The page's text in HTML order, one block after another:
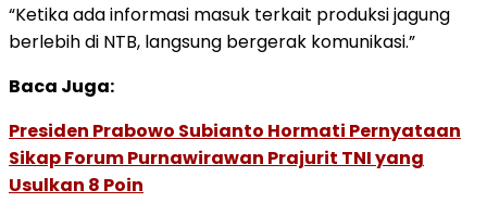
“Ketika ada informasi masuk terkait produksi jagung
berlebih di NTB, langsung bergerak komunikasi.”
Baca Juga:
Presiden Prabowo Subianto Hormati Pernyataan
Sikap Forum Purnawirawan Prajurit TNI yang
Usulkan 8 Poin